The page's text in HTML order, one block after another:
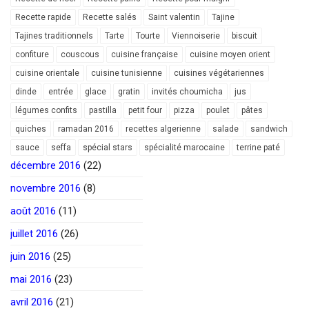
Recette rapide
Recette salés Saint valentin
Tajine
Tajines traditionnels
Tarte Tourte Viennoiserie
biscuit
confiture
couscous cuisine française
cuisine moyen orient
cuisine orientale
cuisine tunisienne
cuisines végétariennes
dinde
entrée glace gratin invités choumicha
jus
légumes confits
pastilla petit four pizza poulet
pâtes
quiches
ramadan 2016 recettes algerienne salade
sandwich
sauce
seffa spécial stars spécialité marocaine terrine paté
décembre 2016 (22)
novembre 2016 (8)
août 2016 (11)
juillet 2016 (26)
juin 2016 (25)
mai 2016 (23)
avril 2016 (21)